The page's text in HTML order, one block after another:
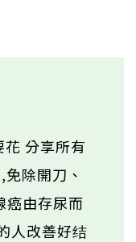
分享所有
除開刀、
癌由存尿而
人改善好结